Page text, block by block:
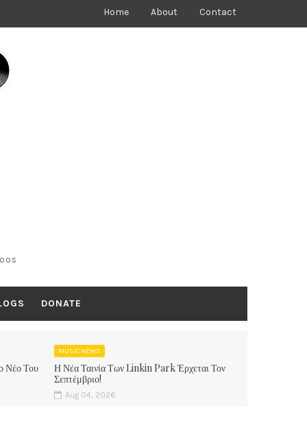
Home About Contact
DONATE
Νέο Του
MUSIC NEWS
Η Νέα Ταινία Των Linkin Park Έρχεται Τον
Σεπτέμβριο!
Aug 04, 2026